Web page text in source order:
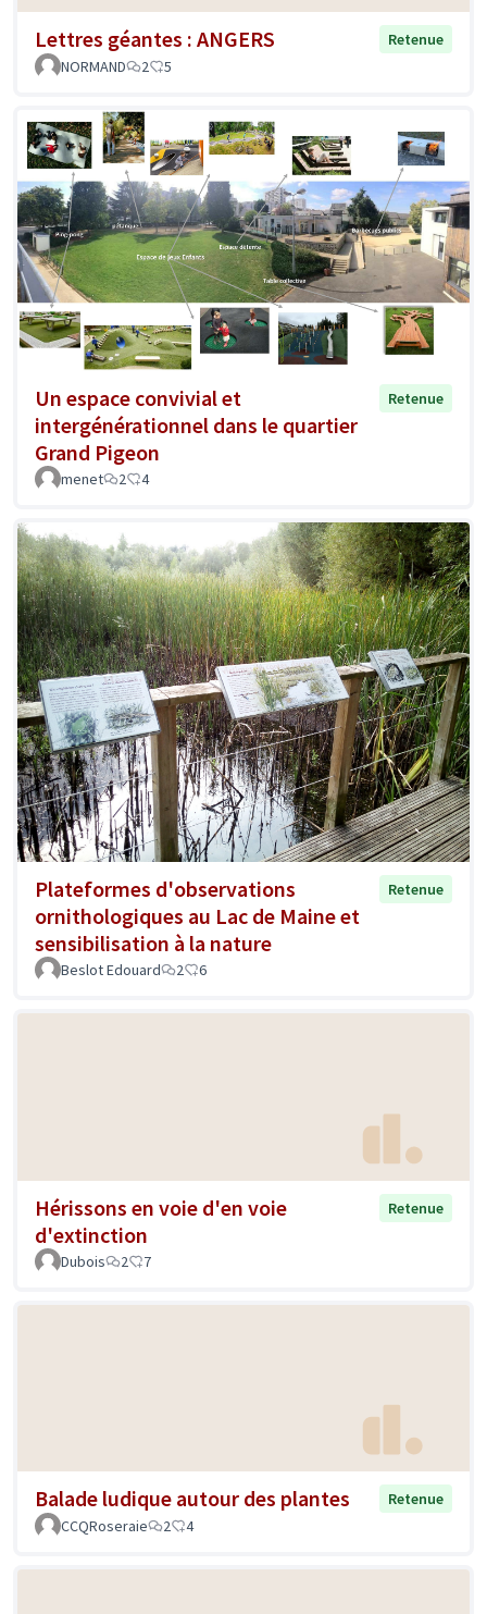
Lettres géantes : ANGERS
Retenue
NORMAND
2 5
Un espace convivial et
intergénérationnel dans le quartier
Grand Pigeon
Retenue
menet 2 4
Plateformes d'observations
ornithologiques au Lac de Maine et
sensibilisation à la nature
Retenue
Beslot Edouard 2 6
Hérissons en voie d'en voie
d'extinction
Retenue
Dubois 2 7
Balade ludique autour des plantes
Retenue
CCQRoseraie
2 4